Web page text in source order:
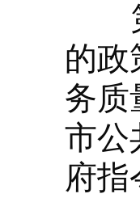
第
的政
务质
市公
府指